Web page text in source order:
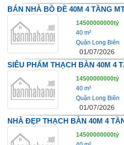
BÁN NHÀ BỒ ĐỀ 40M 4 TẦNG
14500000000tỷ
40 m²
Quận Long Biên
01/07/2026
SIÊU PHẨM THẠCH BÀN 40M 4
14500000000tỷ
40 m²
Quận Long Biên
01/07/2026
NHÀ ĐẸP THẠCH BÀN 40M 4
14500000000tỷ